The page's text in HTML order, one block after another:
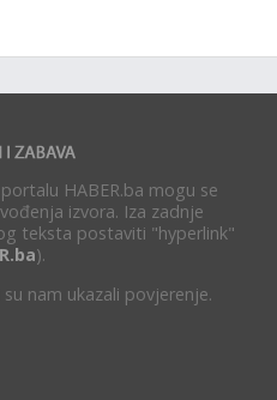
HABER.ba mogu se
izvora. Iza zadnje
teksta postaviti "hyperlink"
).
su nam ukazali povjerenje.